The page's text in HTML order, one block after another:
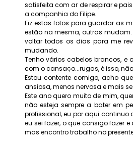
satisfeita com ar de respirar e
a companhia do Filipe.
Fiz estas fotos para guardar as
estão na mesma, outras
voltar todos os dias para me
mudando.
Tenho vários cabelos brancos, e
com o cansaço...rugas, é isso,
Estou contente comigo, acho
ansiosa, menos nervosa e mais
Este ano quero muito de mim,
não esteja sempre a bater em
profissional, eu por aqui continuo
eu sei fazer, o que consigo fazer
mas encontro trabalho no